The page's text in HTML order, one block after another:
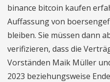
binance bitcoin kaufen
Auffassung von
bleiben. Sie müssen dann
verifizieren, dass die
Vorständen Maik Müller
2023 beziehungsweise